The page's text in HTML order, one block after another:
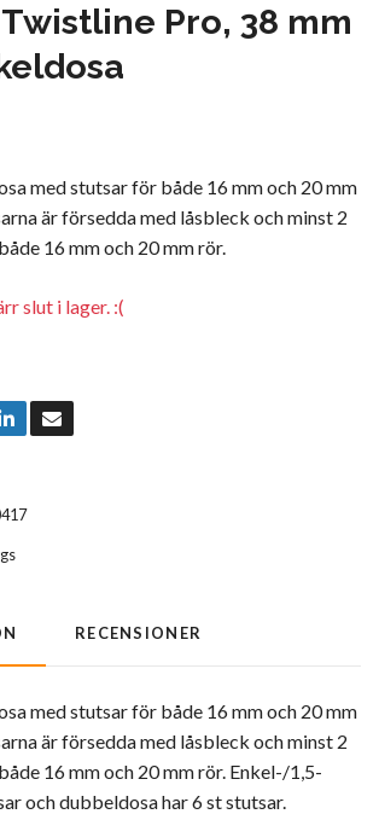
Pro, 38 mm
med stutsar för både 16 mm och 20 mm
är försedda med låsbleck och minst 2
16 mm och 20 mm rör.
slut i lager. :(
RECENSIONER
med stutsar för både 16 mm och 20 mm
är försedda med låsbleck och minst 2
16 mm och 20 mm rör. Enkel-/1,5-
och dubbeldosa har 6 st stutsar.